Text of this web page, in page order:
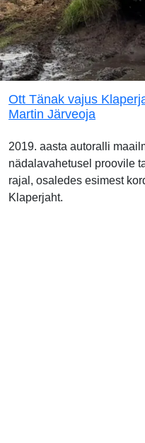
Ott Tänak vajus
Martin Järveoja
2019. aasta autoralli
nädalavahetusel proovile
rajal, osaledes esimest
Klaperjaht.